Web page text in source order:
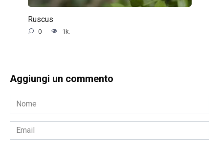
Ruscus
0 1k.
Aggiungi un commento
Nome
*
Email
*